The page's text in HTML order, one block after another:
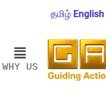
தமிழ் English
WHY US